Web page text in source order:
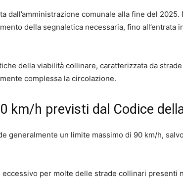
dall’amministrazione comunale alla fine del 2025.
della segnaletica necessaria, fino all’entrata
della viabilità collinare, caratterizzata da
complessa la circolazione.
km/h previsti dal Codice
generalmente un limite massimo di 90 km/h,
per molte delle strade collinari presenti